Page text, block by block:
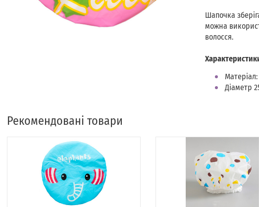
Шапочка
можна
волосся.
Діаметр
Рекомендовані товари